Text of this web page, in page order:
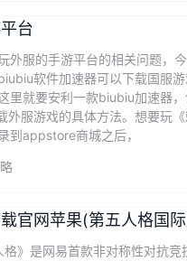
台
外服的手游平台的相关问题，
软件加速器可以下载国服
里就要安利一款biubiu加速器
外服游戏的具体方法。想要玩
到appstore商城之后，
官网苹果(第五人格国
》是网易首款非对称性对抗